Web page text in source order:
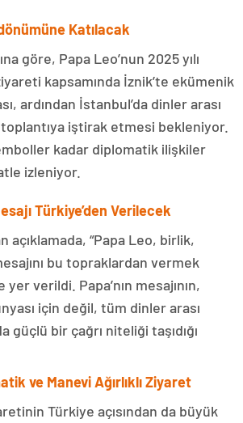
Katılacak
göre, Papa Leo’nun 2025 yılı
kapsamında İznik’te ekümenik
ardından İstanbul’da dinler arası
iştirak etmesi bekleniyor.
kadar diplomatik ilişkiler
izleniyor.
Türkiye’den Verilecek
açıklamada, “Papa Leo, birlik,
bu topraklardan vermek
verildi. Papa’nın mesajının,
için değil, tüm dinler arası
güçlü bir çağrı niteliği taşıdığı
ve Manevi Ağırlıklı Ziyaret
Türkiye açısından da büyük